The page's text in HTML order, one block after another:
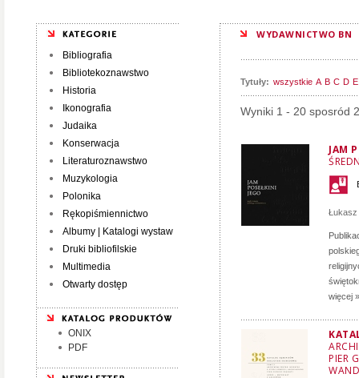
Bibliografia
Bibliotekoznawstwo
Historia
Ikonografia
Judaika
Konserwacja
Literaturoznawstwo
Muzykologia
Polonika
Rękopiśmiennictwo
Albumy | Katalogi wystaw
Druki bibliofilskie
Multimedia
Otwarty dostęp
ONIX
PDF
WYDAWNICTWO BN
Tytuły: wszystkie A B C D E
Wyniki 1 - 20 sposród
JAM
Łukasz
więcej »
PIER